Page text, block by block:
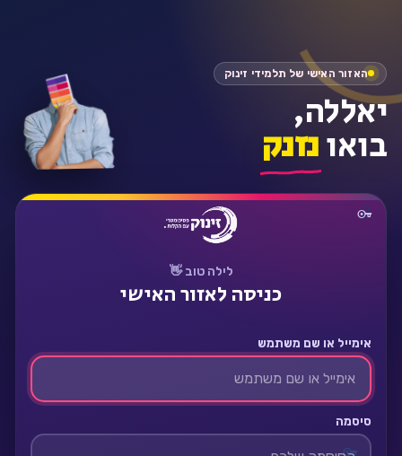
לילה טוב 👋
כניסה לאזור האישי
אימייל או שם משתמש
סיסמה
האזור האישי של תלמידי זינוק
יאללה,
בואונזנק